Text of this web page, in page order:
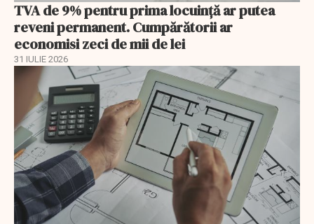
TVA de 9% pentru prima locuință ar putea
reveni permanent. Cumpărătorii ar
economisi zeci de mii de lei
31 IULIE 2026